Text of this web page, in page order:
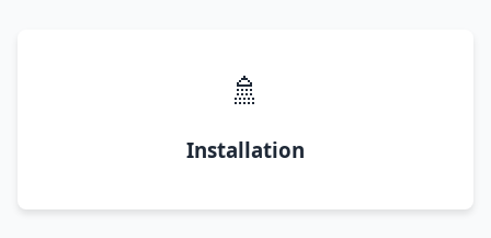
🚿
Installation